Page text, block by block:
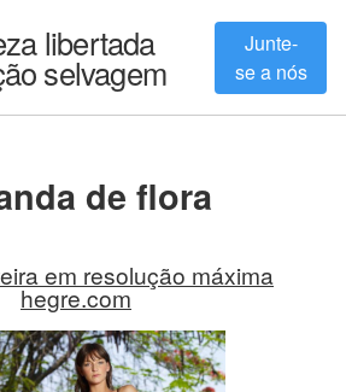
libertada
selvagem
Junte-
se a nós
de flora
em resolução máxima
hegre.com